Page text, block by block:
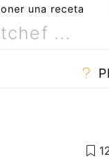
una receta